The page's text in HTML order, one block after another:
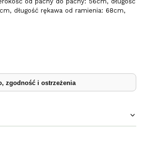
długość rękawa od ramienia: 68cm,
zgodność i ostrzeżenia